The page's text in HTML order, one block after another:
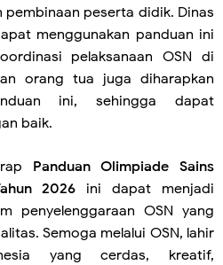
pembinaan peserta didik. Dinas
menggunakan panduan ini
pelaksanaan OSN di
orang tua juga diharapkan
ini, sehingga dapat
baik.
Panduan Olimpiade Sains
2026 ini dapat menjadi
penyelenggaraan OSN yang
Semoga melalui OSN, lahir
yang cerdas, kreatif,